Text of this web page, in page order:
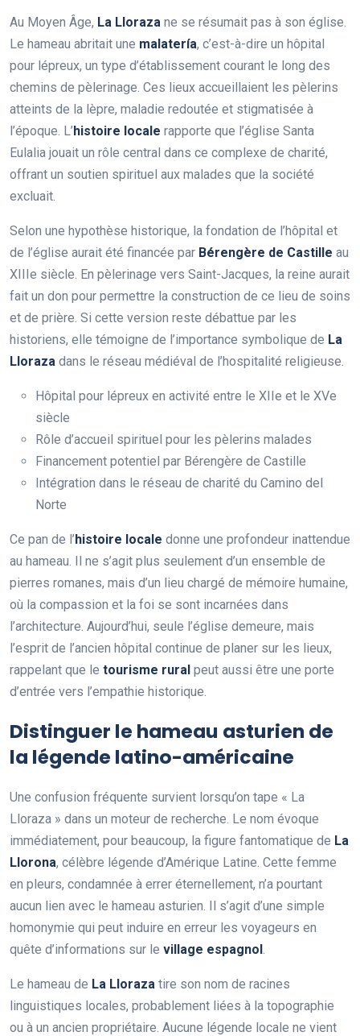
Au Moyen Âge, La Lloraza ne se résumait pas à son église.
Le hameau abritait une malatería, c’est-à-dire un hôpital
pour lépreux, un type d’établissement courant le long des
chemins de pèlerinage. Ces lieux accueillaient les pèlerins
atteints de la lèpre, maladie redoutée et stigmatisée à
l’époque. L’histoire locale rapporte que l’église Santa
Eulalia jouait un rôle central dans ce complexe de charité,
offrant un soutien spirituel aux malades que la société
excluait.
Selon une hypothèse historique, la fondation de l’hôpital et
de l’église aurait été financée par Bérengère de Castille au
XIIIe siècle. En pèlerinage vers Saint-Jacques, la reine aurait
fait un don pour permettre la construction de ce lieu de soins
et de prière. Si cette version reste débattue par les
historiens, elle témoigne de l’importance symbolique de La
Lloraza dans le réseau médiéval de l’hospitalité religieuse.
Hôpital pour lépreux en activité entre le XIIe et le XVe
siècle
Rôle d’accueil spirituel pour les pèlerins malades
Financement potentiel par Bérengère de Castille
Intégration dans le réseau de charité du Camino del
Norte
Ce pan de l’histoire locale donne une profondeur inattendue
au hameau. Il ne s’agit plus seulement d’un ensemble de
pierres romanes, mais d’un lieu chargé de mémoire humaine,
où la compassion et la foi se sont incarnées dans
l’architecture. Aujourd’hui, seule l’église demeure, mais
l’esprit de l’ancien hôpital continue de planer sur les lieux,
rappelant que le tourisme rural peut aussi être une porte
d’entrée vers l’empathie historique.
Distinguer le hameau asturien de
la légende latino-américaine
Une confusion fréquente survient lorsqu’on tape « La
Lloraza » dans un moteur de recherche. Le nom évoque
immédiatement, pour beaucoup, la figure fantomatique de La
Llorona, célèbre légende d’Amérique Latine. Cette femme
en pleurs, condamnée à errer éternellement, n’a pourtant
aucun lien avec le hameau asturien. Il s’agit d’une simple
homonymie qui peut induire en erreur les voyageurs en
quête d’informations sur le village espagnol.
Le hameau de La Lloraza tire son nom de racines
linguistiques locales, probablement liées à la topographie
ou à un ancien propriétaire. Aucune légende locale ne vient